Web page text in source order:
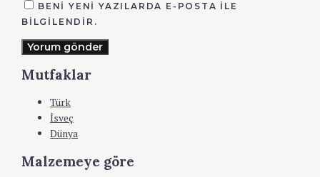
BENI YENI YAZILARDA E-POSTA ILE
BILGILENDIR.
Yorum gönder
Mutfaklar
Türk
İsveç
Dünya
Malzemeye göre